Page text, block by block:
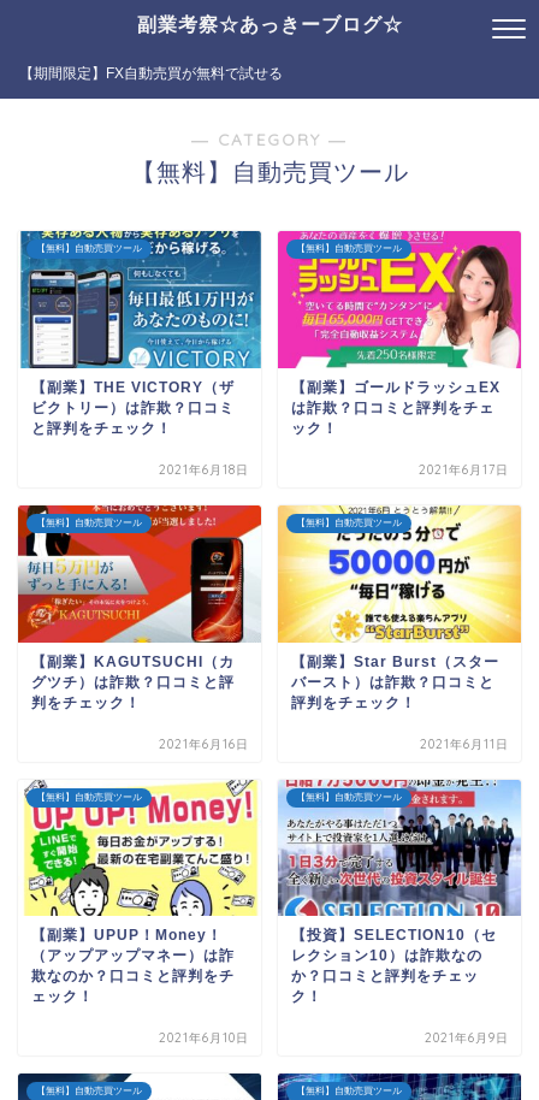
副業考察☆あっきーブログ☆
【期間限定】FX自動売買が無料で試せる
― CATEGORY ―
【無料】自動売買ツール
【無料】自動売買ツール
【副業】THE VICTORY（ザ
ビクトリー）は詐欺？口コミ
と評判をチェック！
2021年6月18日
【無料】自動売買ツール
【副業】ゴールドラッシュEX
は詐欺？口コミと評判をチェ
ック！
2021年6月17日
【無料】自動売買ツール
【副業】KAGUTSUCHI（カ
グツチ）は詐欺？口コミと評
判をチェック！
2021年6月16日
【無料】自動売買ツール
【副業】Star Burst（スター
バースト）は詐欺？口コミと
評判をチェック！
2021年6月11日
【無料】自動売買ツール
【副業】UPUP！Money！
（アップアップマネー）は詐
欺なのか？口コミと評判をチ
ェック！
2021年6月10日
【無料】自動売買ツール
【投資】SELECTION10（セ
レクション10）は詐欺なの
か？口コミと評判をチェッ
ク！
2021年6月9日
【無料】自動売買ツール 【無料】自動売買ツール